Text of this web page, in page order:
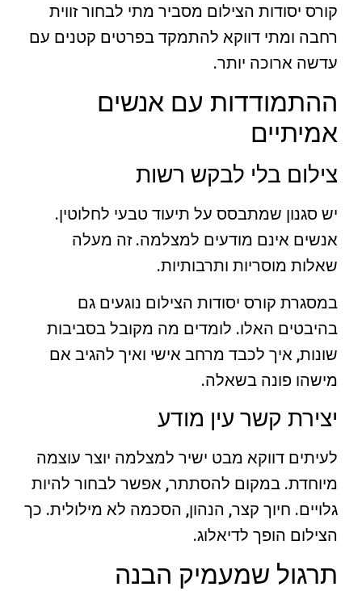
קורס יסודות הצילום מסביר מתי לבחור זווית
רחבה ומתי דווקא להתמקד בפרטים קטנים עם
עדשה ארוכה יותר.
ההתמודדות עם אנשים
אמיתיים
צילום בלי לבקש רשות
יש סגנון שמתבסס על תיעוד טבעי לחלוטין.
אנשים אינם מודעים למצלמה. זה מעלה
שאלות מוסריות ותרבותיות.
במסגרת קורס יסודות הצילום נוגעים גם
בהיבטים האלו. לומדים מה מקובל בסביבות
שונות, איך לכבד מרחב אישי ואיך להגיב אם
מישהו פונה בשאלה.
יצירת קשר עין מודע
לעיתים דווקא מבט ישיר למצלמה יוצר עוצמה
מיוחדת. במקום להסתתר, אפשר לבחור להיות
גלויים. חיוך קצר, הנהון, הסכמה לא מילולית. כך
הצילום הופך לדיאלוג.
תרגול שמעמיק הבנה